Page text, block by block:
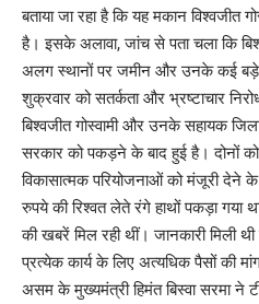
बताया जा रहा है कि यह मकान विश्वजीत
है। इसके अलावा, जांच से पता चला कि
अलग स्थानों पर जमीन और उनके कई बड़े
शुक्रवार को सतर्कता और भ्रष्टाचार
बिश्वजीत गोस्वामी और उनके सहायक
सरकार को पकड़ने के बाद हुई है। दोनों
विकासात्मक परियोजनाओं को मंजूरी देने
रुपये की रिश्वत लेते रंगे हाथों पकड़ा गया
की खबरें मिल रही थीं। जानकारी मिली थी
प्रत्येक कार्य के लिए अत्यधिक पैसों की
असम के मुख्यमंत्री हिमंत बिस्वा सरमा ने